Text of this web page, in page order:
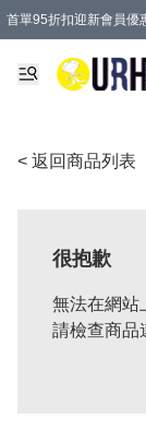
首單95折扣迎新會員優
特選會員可享全單低至
單一訂單滿HKD600(
< 返回商品列表
很抱歉
無法在網站
請檢查商品